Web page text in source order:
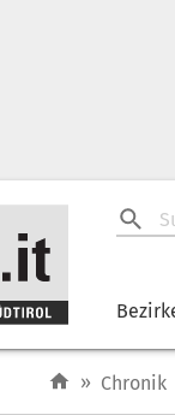
» Chronik